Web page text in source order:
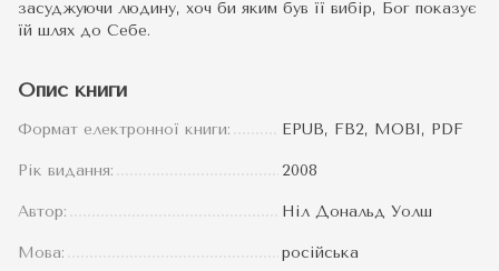
засуджуючи людину, хоч би яким був її вибір, Бог показує
їй шлях до Себе.
Опис книги
Формат електронної книги: EPUB, FB2, MOBI, PDF
Рік видання: 2008
Автор: Ніл Дональд Уолш
Мова: російська